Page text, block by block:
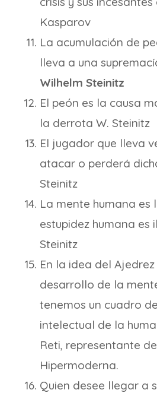
Kasparov
La acumulación de
lleva a una
Wilhelm Steinitz
El peón es la causa
la derrota W. Steinitz
El jugador que lleva
atacar o perderá
Steinitz
La mente humana es
estupidez humana es
Steinitz
En la idea del
desarrollo de la
tenemos un cuadro
intelectual de la
Reti, representante
Hipermoderna.
Quien desee llegar a